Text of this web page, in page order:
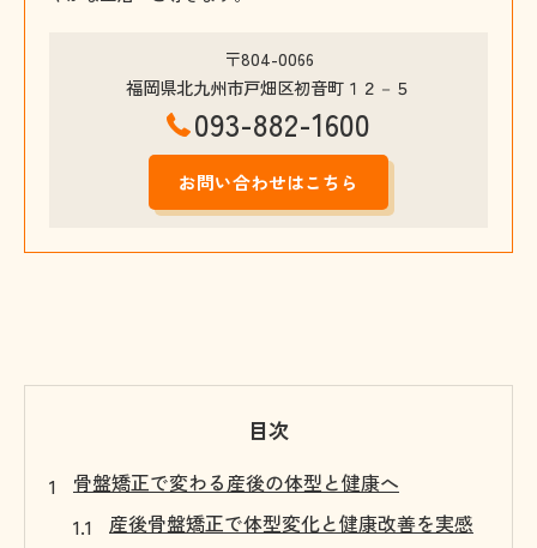
〒804-0066
福岡県北九州市戸畑区初音町１２－５
093-882-1600
お問い合わせはこちら
目次
骨盤矯正で変わる産後の体型と健康へ
産後骨盤矯正で体型変化と健康改善を実感